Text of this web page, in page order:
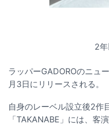
2
ラッパーGADOROのニュ
月3日にリリースされる。
自身のレーベル設立後2作
「TAKANABE」には、